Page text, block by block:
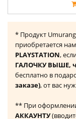
* Продукт
приобретается
PLAYSTATION,
ГАЛОЧКУ ВЫШЕ,
бесплатно в
заказе), от вас
** При
АККАУНТУ